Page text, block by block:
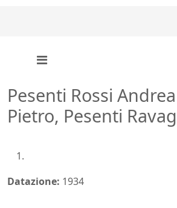
Pesenti Rossi
Pietro, Pesenti
Datazione: 1934